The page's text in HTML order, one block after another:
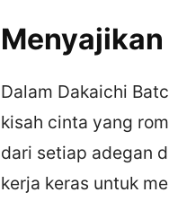
Dalam Dakaichi
kisah cinta yang
dari setiap adegan
kerja keras untuk